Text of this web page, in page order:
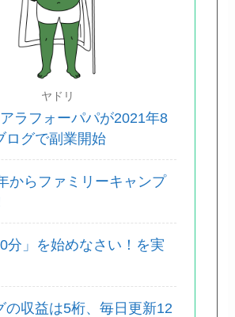
ヤドリ
ラフォーパパが2021年8
ログで副業開始
からファミリーキャンプ
分」を始めなさい！を実
の収益は5桁、毎日更新12